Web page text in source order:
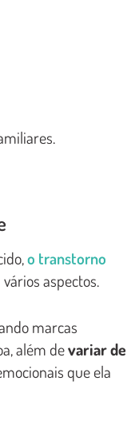
o transtorno
aspectos.
marcas
além devariar de
que ela